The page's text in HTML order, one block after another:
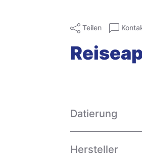
Teilen
Datierung
Hersteller